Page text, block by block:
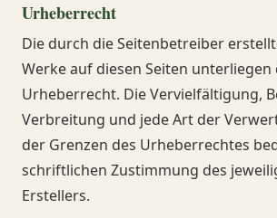
Urheberrecht
Die durch die Seitenbetreiber
Werke auf diesen Seiten
Urheberrecht. Die Vervielfältigung,
Verbreitung und jede Art der
der Grenzen des Urheberrechtes
schriftlichen Zustimmung des
Erstellers.